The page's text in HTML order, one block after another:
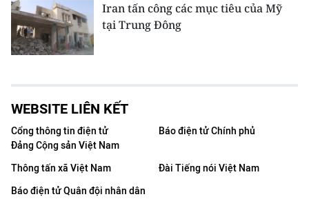
Iran tấn công các mục tiêu của Mỹ
tại Trung Đông
WEBSITE LIÊN KẾT
Cổng thông tin điện tử
Đảng Cộng sản Việt Nam
Báo điện tử Chính phủ
Thông tấn xã Việt Nam
Đài Tiếng nói Việt Nam
Báo điện tử Quân đội nhân dân